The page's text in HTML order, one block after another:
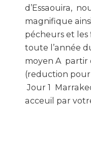
d’Essaouira,
magnifique
pécheurs et les
toute l’année
moyen A partir
(reduction pour
Jour 1
acceuil par